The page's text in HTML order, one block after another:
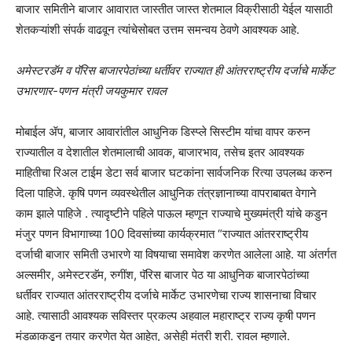
बाजार समितीने बाजार आवारात जास्तीत जास्त शेतमाल विक्रीसाठी येईल यासाठी
शेतकऱ्यांशी संपर्क वाढवून त्यांचेसोबत उत्तम समन्वय ठेवणे आवश्यक आहे.
अमेस्टरडॅम व पॅरिस बाजारपेठांच्या धर्तीवर राज्यात ही आंतरराष्ट्रीय दर्जाचे मार्केट
उभारणार-पणन मंत्री जयकुमार रावल
मोबाईल ॲप, बाजार आवारांतील आधुनिक डिस्प्ले सिस्टीम यांचा वापर करुन
राज्यातील व देशातील शेतमालाची आवक, बाजारभाव, तसेच इतर आवश्यक
माहितीचा रिअल टाईम डेटा सर्व बाजार घटकांना सार्वजनिक रित्या उपलब्ध करुन
दिला पाहिजे. कृषि पणन व्यवस्थेतील आधुनिक तंत्रज्ञानाच्या वापराबाबत वेगाने
काम झाले पाहिजे . त्यादृष्टीने पहिले पाऊल म्हणून राज्याचे मुख्यमंत्री यांचे कडुन
मंजुर पणन विभागाच्या 100 दिवसांच्या कार्यक्रमात “राज्यात आंतरराष्ट्रीय
दर्जाची बाजार समिती उभारणे या विषयाचा समावेश करणेत आलेला आहे. या अंतर्गत
अल्समीर, अमेस्टरडॅम, रुगींश, पॅरिस बाजार पेठ या आधुनिक बाजारपेठांच्या
धर्तीवर राज्यात आंतरराष्ट्रीय दर्जाचे मार्केट उभारणेचा राज्य शासनाचा विचार
आहे. त्यासाठी आवश्यक सविस्तर प्रकल्प अहवाल महाराष्ट्र राज्य कृषी पणन
मंडळाकडून तयार करणेत येत आहेत, असेही मंत्री श्री. रावल म्हणाले.